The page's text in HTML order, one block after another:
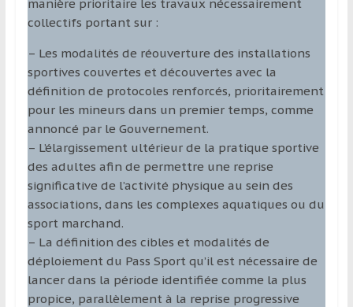
manière prioritaire les travaux nécessairement
collectifs portant sur :
– Les modalités de réouverture des installations
sportives couvertes et découvertes avec la
définition de protocoles renforcés, prioritairement
pour les mineurs dans un premier temps, comme
annoncé par le Gouvernement.
– L’élargissement ultérieur de la pratique sportive
des adultes afin de permettre une reprise
significative de l’activité physique au sein des
associations, dans les complexes aquatiques ou du
sport marchand.
– La définition des cibles et modalités de
déploiement du Pass Sport qu’il est nécessaire de
lancer dans la période identifiée comme la plus
propice, parallèlement à la reprise progressive